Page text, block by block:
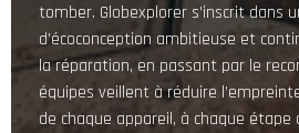
tomber. Globexplorer s’inscrit dans
d’écoconception ambitieuse et
la réparation, en passant par le
équipes veillent à réduire
de chaque appareil, à chaque étape